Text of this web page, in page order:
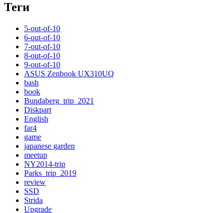
Теги
5-out-of-10
6-out-of-10
7-out-of-10
8-out-of-10
9-out-of-10
ASUS Zenbook UX310UQ
bash
book
Bundaberg_trip_2021
Diskpart
English
far4
game
japanese garden
meetup
NY2014-trip
Parks_trip_2019
review
SSD
Strida
Upgrade